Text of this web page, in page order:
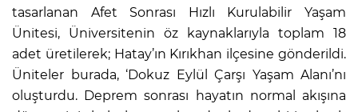
tasarlanan Afet Sonrası Hızlı Kurulabilir Yaşam
Ünitesi, Üniversitenin öz kaynaklarıyla toplam 18
adet üretilerek; Hatay’ın Kırıkhan ilçesine gönderildi.
Üniteler burada, ‘Dokuz Eylül Çarşı Yaşam Alanı’nı
oluşturdu. Deprem sonrası hayatın normal akışına